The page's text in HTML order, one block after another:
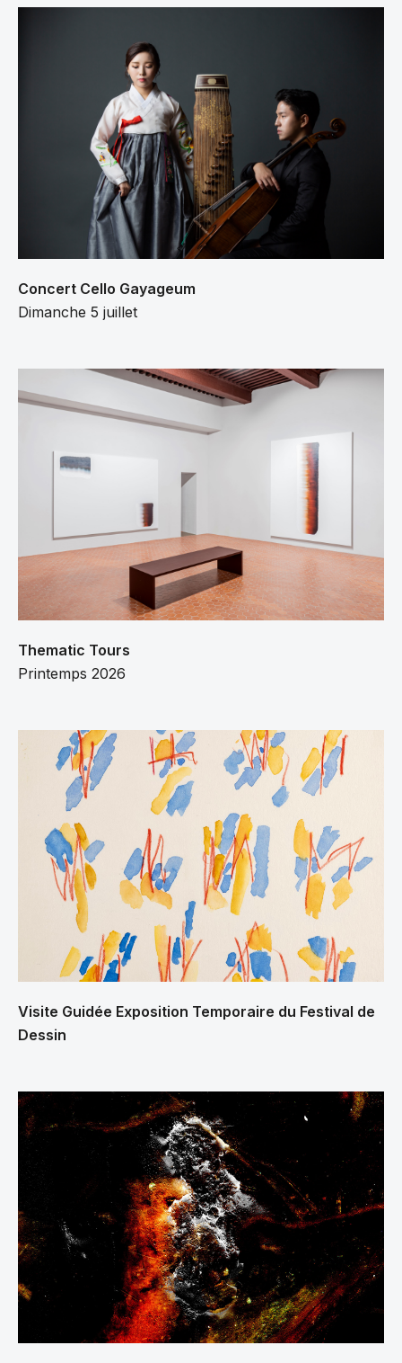
Concert Cello Gayageum
Dimanche 5 juillet
Thematic Tours
Printemps 2026
Visite Guidée Exposition Temporaire du Festival de
Dessin